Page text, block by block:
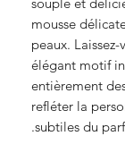
mousse
peaux.
élégant motif
entièrement
refléter la
subtiles du